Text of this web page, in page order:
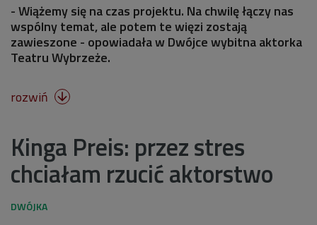
- Wiążemy się na czas projektu. Na chwilę łączy nas
wspólny temat, ale potem te więzi zostają
zawieszone - opowiadała w Dwójce wybitna aktorka
Teatru Wybrzeże.
rozwiń 
Kinga Preis: przez stres
chciałam rzucić aktorstwo